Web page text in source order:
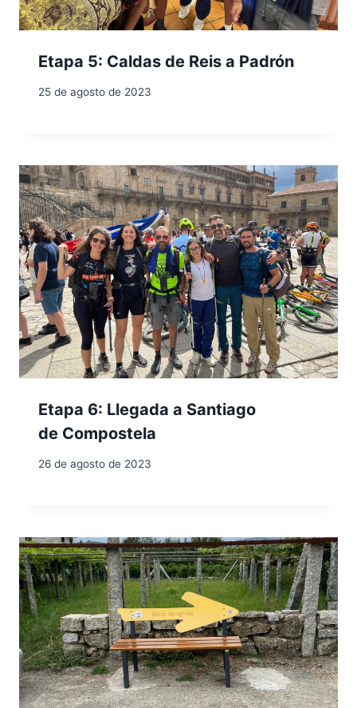
Etapa 5: Caldas de Reis a Padrón
25 de agosto de 2023
Etapa 6: Llegada a Santiago
de Compostela
26 de agosto de 2023